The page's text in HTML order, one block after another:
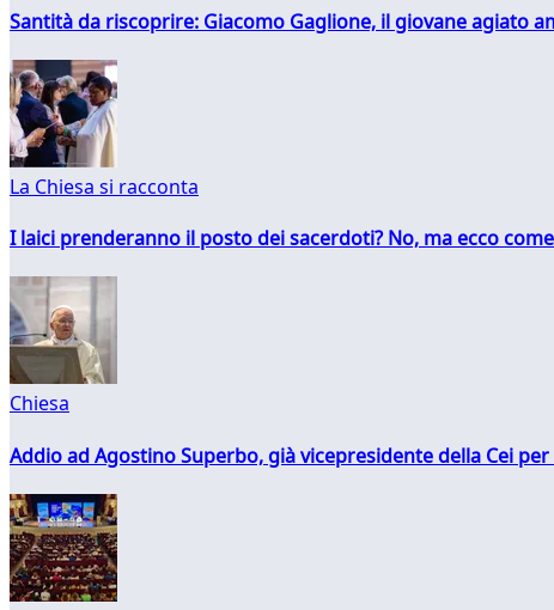
Santità da riscoprire: Giacomo Gaglione, il giovane agiato
La Chiesa si racconta
I laici prenderanno il posto dei sacerdoti? No, ma ecco
Chiesa
Addio ad Agostino Superbo, già vicepresidente della Cei per